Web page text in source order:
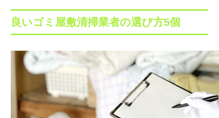
良いゴミ屋敷清掃業者の選び方5個